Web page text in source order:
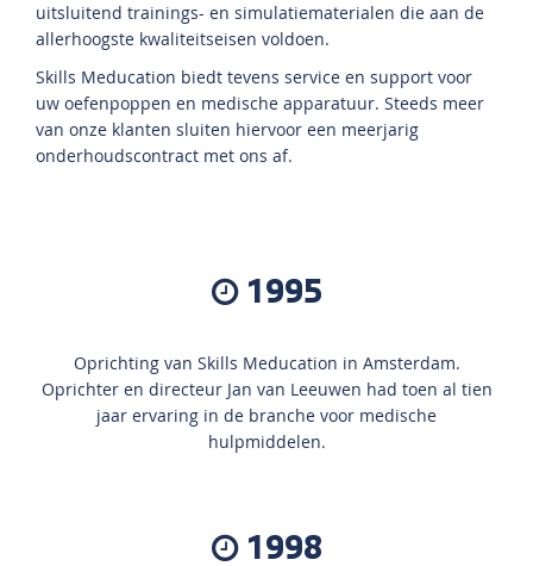
uitsluitend trainings- en simulatiematerialen die aan de
allerhoogste kwaliteitseisen voldoen.
Skills Meducation biedt tevens service en support voor
uw oefenpoppen en medische apparatuur. Steeds meer
van onze klanten sluiten hiervoor een meerjarig
onderhoudscontract met ons af.
1995
Oprichting van Skills Meducation in Amsterdam.
Oprichter en directeur Jan van Leeuwen had toen al tien
jaar ervaring in de branche voor medische
hulpmiddelen.
1998